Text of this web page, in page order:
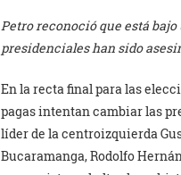
Petro reconoció que está
presidenciales han sido
En la recta final para las
pagas intentan cambiar las
líder de la centroizquierda
Bucaramanga, Rodolfo